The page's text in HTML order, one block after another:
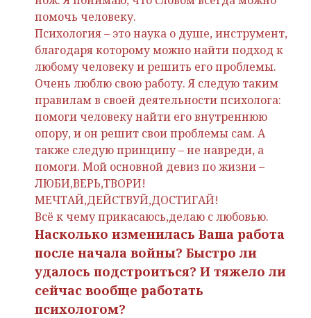
помочь человеку.
Психология – это наука о душе, инструмент,
благодаря которому можно найти подход к
любому человеку и решить его проблемы.
Очень люблю свою работу. Я следую таким
правилам в своей деятельности психолога:
помоги человеку найти его внутреннюю
опору, и он решит свои проблемы сам. А
также следую принципу – не навреди, а
помоги. Мой основной девиз по жизни –
ЛЮБИ,ВЕРЬ,ТВОРИ!
МЕЧТАЙ,ДЕЙСТВУЙ,ДОСТИГАЙ!
Всё к чему прикасаюсь,делаю с любовью.
Насколько изменилась Ваша работа
после начала войны? Быстро ли
удалось подстроиться? И тяжело ли
сейчас вообще работать
психологом?